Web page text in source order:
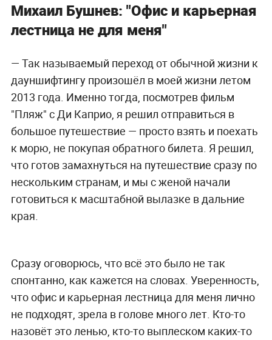
Михаил Бушнев: "Офис и карьерная
лестница не для меня"
— Так называемый переход от обычной жизни к
дауншифтингу произошёл в моей жизни летом
2013 года. Именно тогда, посмотрев фильм
"Пляж" с Ди Каприо, я решил отправиться в
большое путешествие — просто взять и поехать
к морю, не покупая обратного билета. Я решил,
что готов замахнуться на путешествие сразу по
нескольким странам, и мы с женой начали
готовиться к масштабной вылазке в дальние
края.
Сразу оговорюсь, что всё это было не так
спонтанно, как кажется на словах. Уверенность,
что офис и карьерная лестница для меня лично
не подходят, зрела в голове много лет. Кто-то
назовёт это ленью, кто-то выплеском каких-то